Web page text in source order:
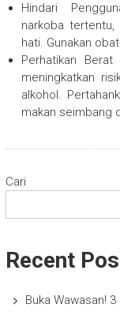
Hindari
narkoba
hati. Gunakan
Perhatikan
meningkatkan
alkohol.
makan seimbang
Cari
Recent
Buka Wawasan!